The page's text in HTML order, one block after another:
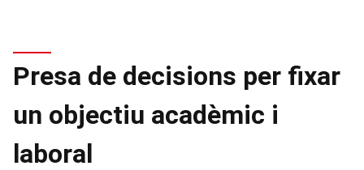
Presa de decisions per fixar
un objectiu acadèmic i
laboral